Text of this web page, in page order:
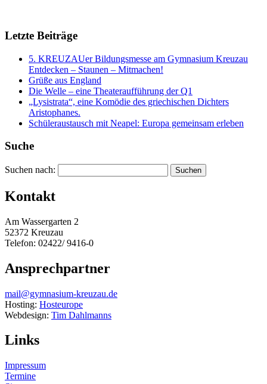
Letzte Beiträge
5. KREUZAUer Bildungsmesse am Gymnasium Kreuzau
Entdecken – Staunen – Mitmachen!
Grüße aus England
Die Welle – eine Theateraufführung der Q1
„Lysistrata“, eine Komödie des griechischen Dichters
Aristophanes.
Schüleraustausch mit Neapel: Europa gemeinsam erleben
Suche
Suchen nach:
Kontakt
Am Wassergarten 2
52372 Kreuzau
Telefon: 02422/ 9416-0
Ansprechpartner
mail@gymnasium-kreuzau.de
Hosting: Hosteurope
Webdesign: Tim Dahlmanns
Links
Impressum
Termine